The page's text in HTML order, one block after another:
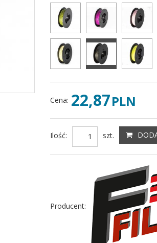
Cena: 22,87PLN
Ilość: szt.
Producent: